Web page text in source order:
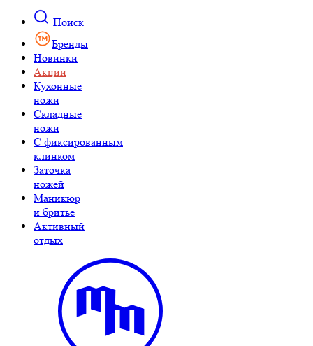
Поиск
Бренды
Новинки
Акции
Кухонные
ножи
Складные
ножи
C фиксированным
клинком
Заточка
ножей
Маникюр
и бритье
Активный
отдых